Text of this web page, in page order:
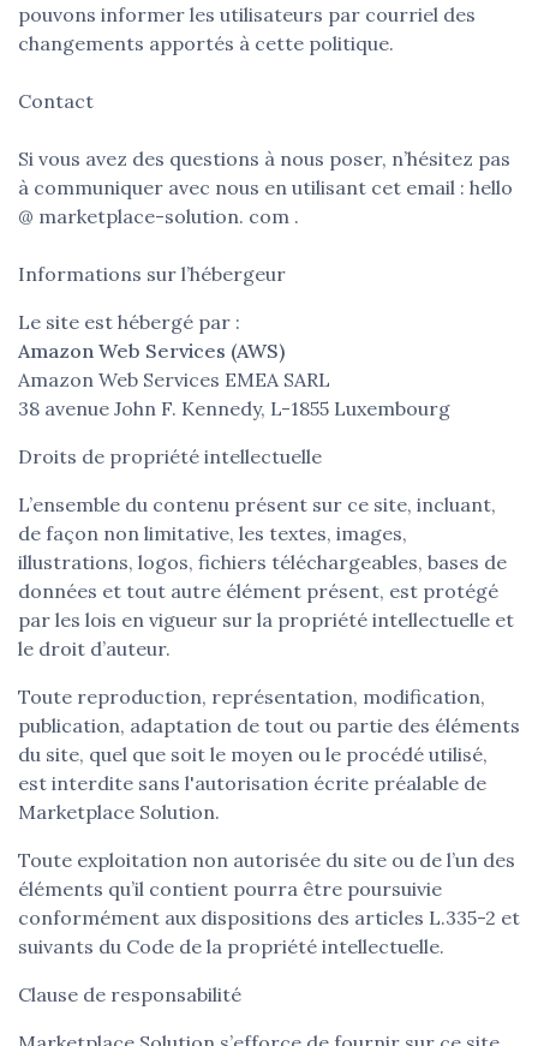
pouvons informer les utilisateurs par courriel des
changements apportés à cette politique.
Contact
Si vous avez des questions à nous poser, n’hésitez pas
à communiquer avec nous en utilisant cet email : hello
@ marketplace-solution. com .
Informations sur l’hébergeur
Le site est hébergé par :
Amazon Web Services (AWS)
Amazon Web Services EMEA SARL
38 avenue John F. Kennedy, L-1855 Luxembourg
Droits de propriété intellectuelle
L’ensemble du contenu présent sur ce site, incluant,
de façon non limitative, les textes, images,
illustrations, logos, fichiers téléchargeables, bases de
données et tout autre élément présent, est protégé
par les lois en vigueur sur la propriété intellectuelle et
le droit d’auteur.
Toute reproduction, représentation, modification,
publication, adaptation de tout ou partie des éléments
du site, quel que soit le moyen ou le procédé utilisé,
est interdite sans l'autorisation écrite préalable de
Marketplace Solution.
Toute exploitation non autorisée du site ou de l’un des
éléments qu’il contient pourra être poursuivie
conformément aux dispositions des articles L.335-2 et
suivants du Code de la propriété intellectuelle.
Clause de responsabilité